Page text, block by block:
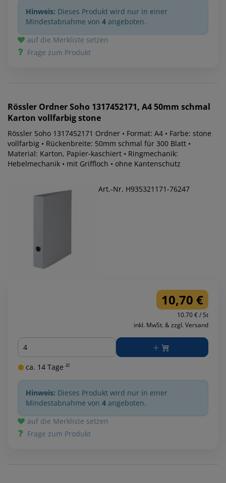
Hinweis: Dieses Produkt wird nur in einer
Mindestabnahme von 4 angeboten.
auf die Merkliste setzen
Frage zum Produkt
Rössler Ordner Soho 1317452171, A4 50mm schmal
Karton vollfarbig stone
Rössler Soho 1317452171 Ordner • Format: A4 • Farbe: stone
vollfarbig • Rückenbreite: 50mm schmal für 300 Blatt •
Material: Karton, Papier-kaschiert • Ringmechanik:
Hebelmechanik • mit Griffloch • ohne Kantenschutz
Art.-Nr. H935321171-76247
10,70 €
10.70 € / St
inkl. MwSt. & zzgl. Versand
Menge
ca. 14 Tage ²⁾
Hinweis: Dieses Produkt wird nur in einer
Mindestabnahme von 4 angeboten.
auf die Merkliste setzen
Frage zum Produkt